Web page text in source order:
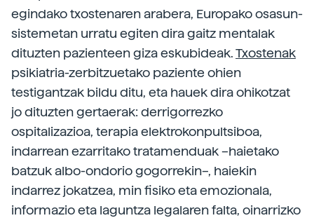
egindako txostenaren arabera, Europako osasun-
sistemetan urratu egiten dira gaitz mentalak
dituzten pazienteen giza eskubideak.Txostenak
psikiatria-zerbitzuetako paziente ohien
testigantzak bildu ditu, eta hauek dira ohikotzat
jo dituzten gertaerak: derrigorrezko
ospitalizazioa, terapia elektrokonpultsiboa,
indarrean ezarritako tratamenduak –haietako
batzuk albo-ondorio gogorrekin–, haiekin
indarrez jokatzea, min fisiko eta emozionala,
informazio eta laguntza legalaren falta, oinarrizko